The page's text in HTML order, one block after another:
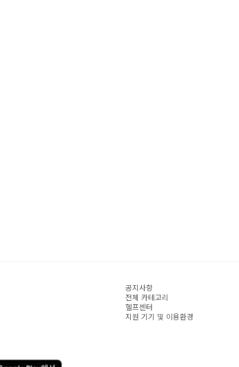
공지사항
전체 카테고리
헬프센터
지원 기기 및 이용환경